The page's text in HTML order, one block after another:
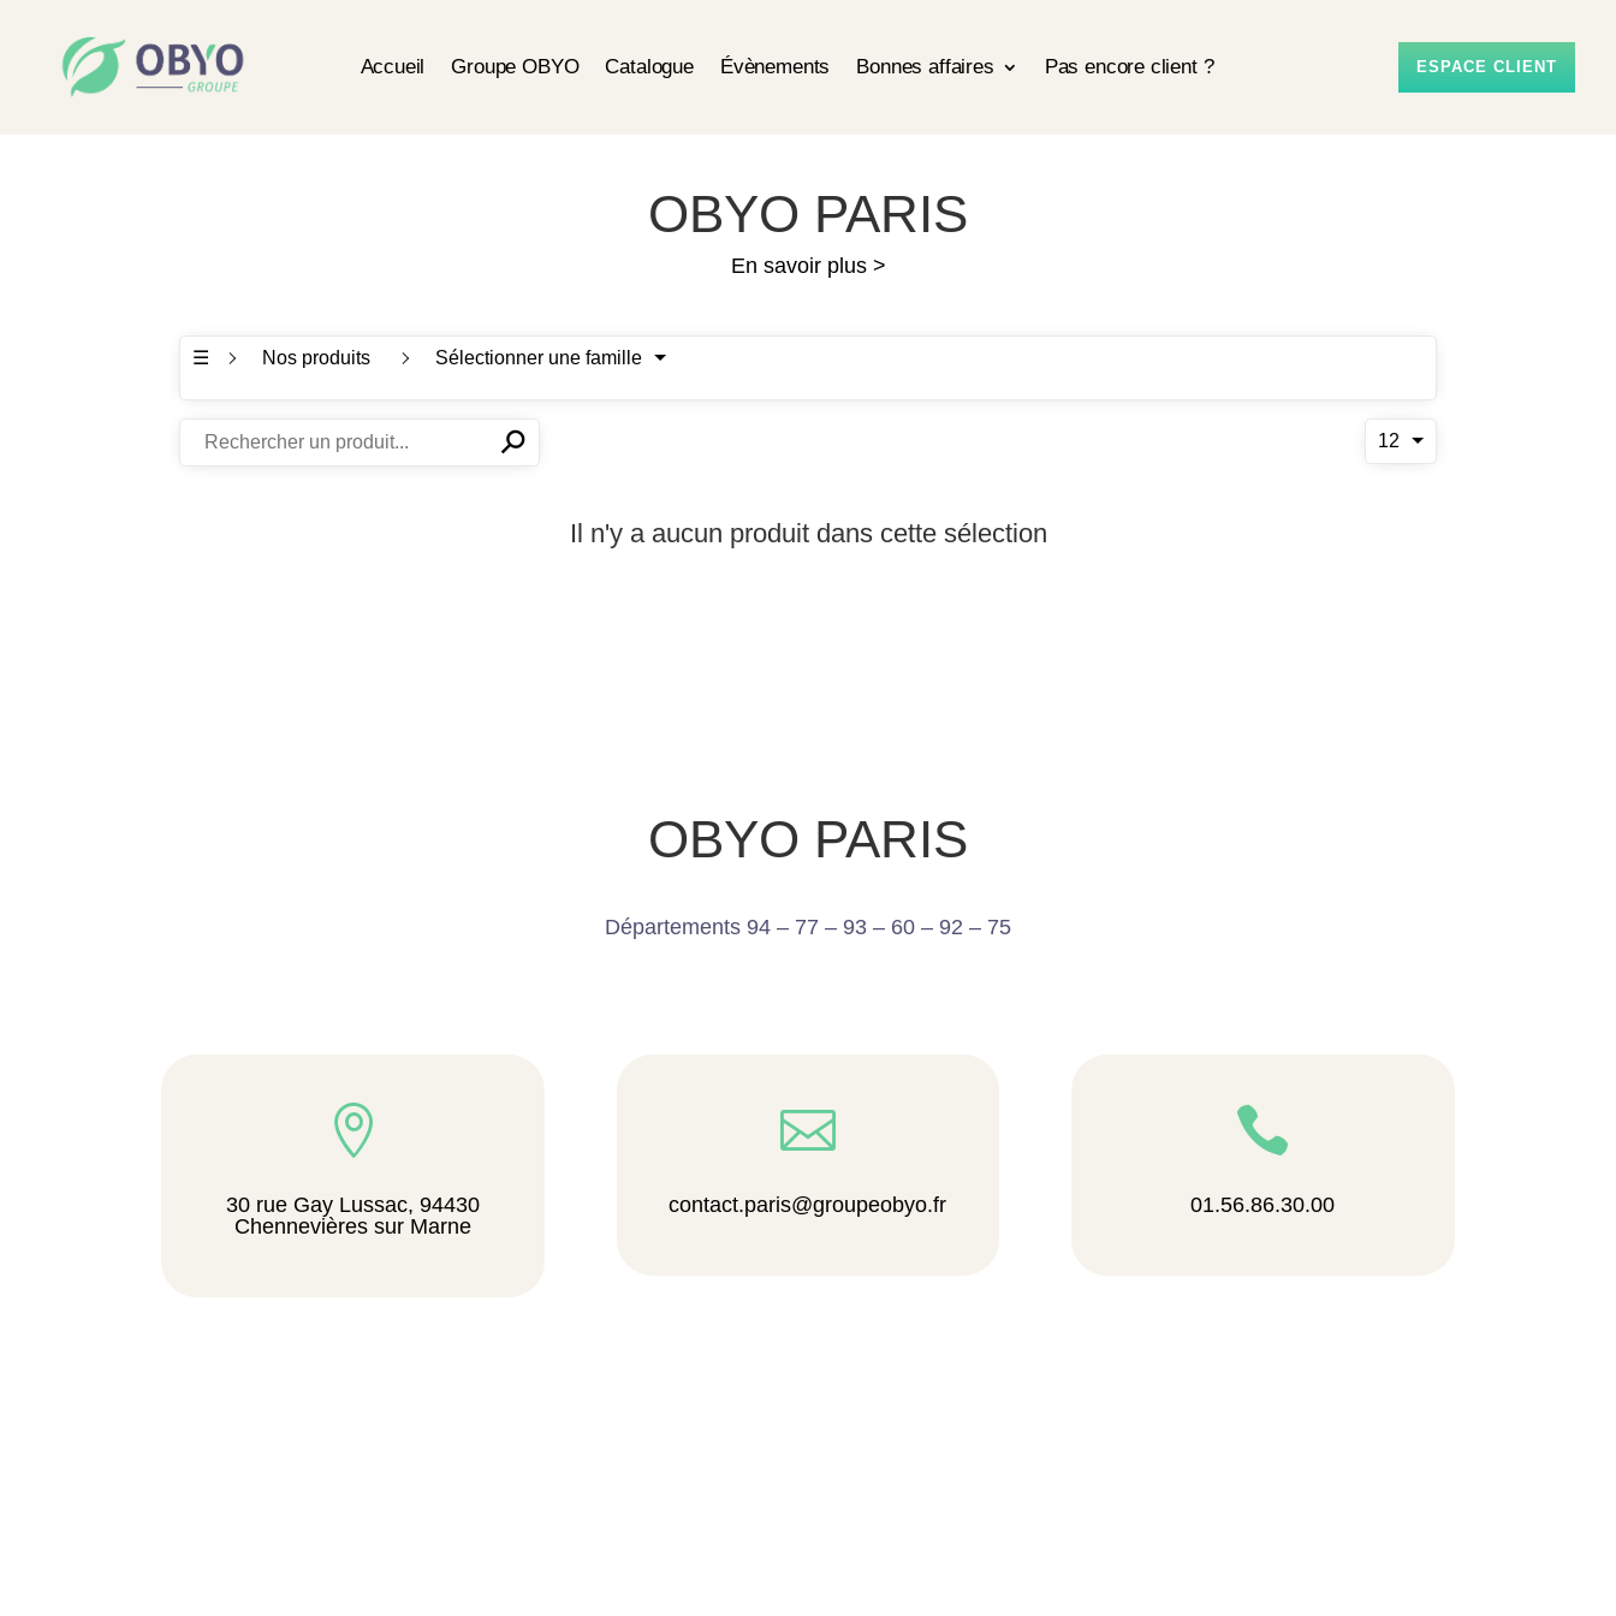
Accueil Groupe OBYO Catalogue Évènements Bonnes affaires Pas encore client ? ESPACE CLIENT
OBYO PARIS
En savoir plus >
☰ Nos produits Sélectionner une famille
✕⚲ 12
Il n'y a aucun produit dans cette sélection
OBYO PARIS
Départements 94 – 77 – 93 – 60 – 92 – 75

30 rue Gay Lussac, 94430
Chennevières sur Marne

contact.paris@groupeobyo.fr

01.56.86.30.00